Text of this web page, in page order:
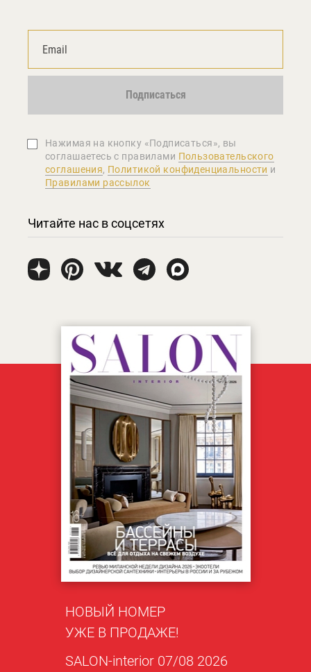
Подписаться
Нажимая на кнопку «Подписаться», вы
соглашаетеcь с правилами Пользовательского
соглашения, Политикой конфиденциальности и
Правилами рассылок
Читайте нас в соцсетях
НОВЫЙ НОМЕР
УЖЕ В ПРОДАЖЕ!
SALON-interior 07/08 2026